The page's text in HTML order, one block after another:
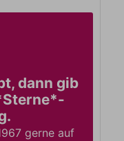
dann gib
gerne auf